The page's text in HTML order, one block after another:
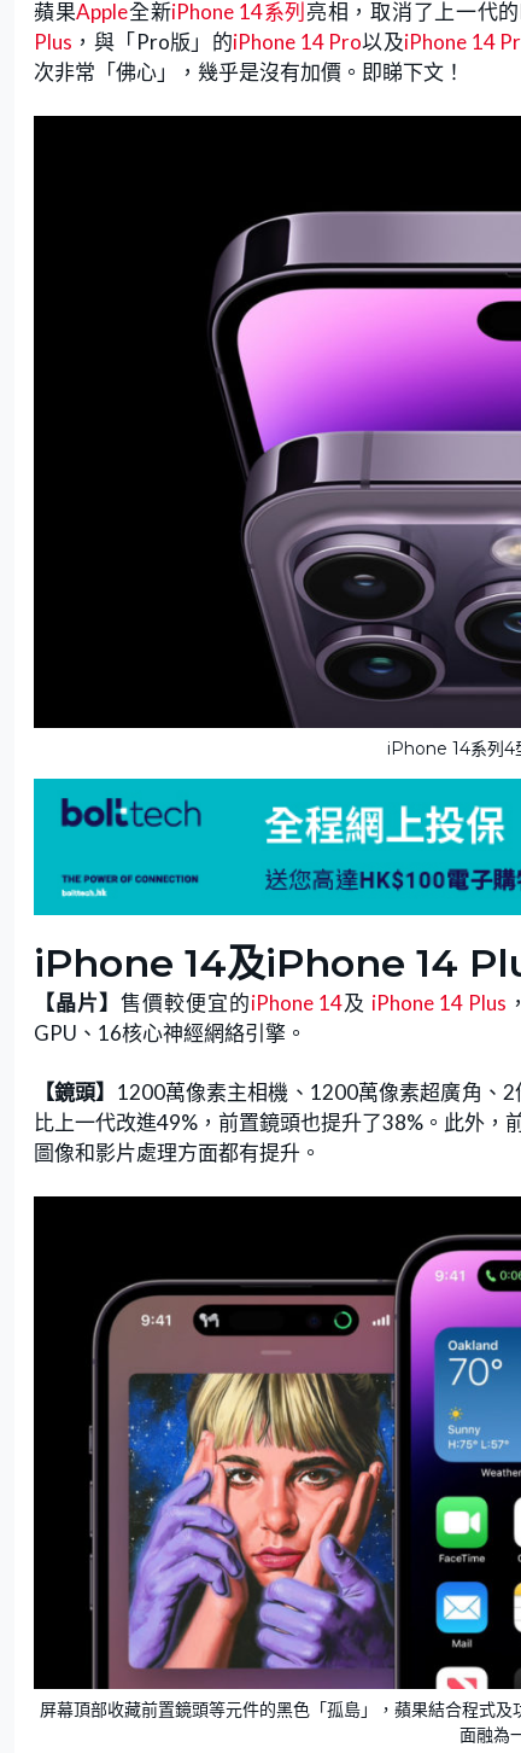
蘋果Apple全新iPhone 14系列亮相，取消了上一代
Plus ，與「Pro版」的iPhone 14 Pro以及iPhone 14
次非常「佛心」，幾乎是沒有加價。即睇下文！
iPhone 14系列4
iPhone 14及iPhone 14
【晶片】售價較便宜的iPhone 14及 iPhone 14 Plus
GPU、16核心神經網絡引擎。
【鏡頭】 1200萬像素主相機、1200萬像素超廣角、
比上一代改進49%，前置鏡頭也提升了38%。此外
圖像和影片處理方面都有提升。
屏幕頂部收藏前置鏡頭等元件的黑色「孤島」，蘋果結合程式
面融為